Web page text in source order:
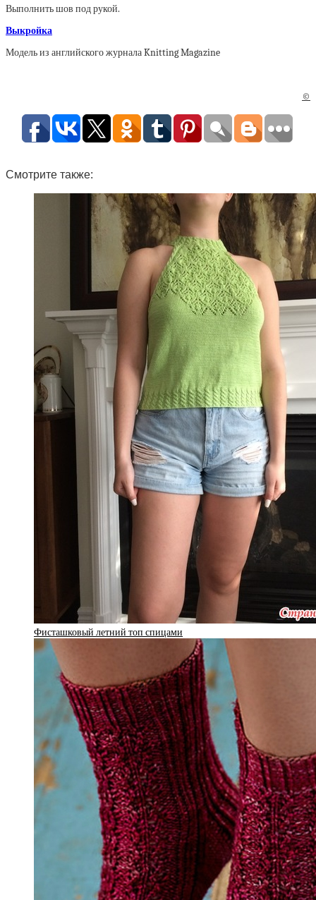
Выполнить шов под рукой.
Выкройка
Модель из английского журнала Knitting Magazine
©
Смотрите также:
Фисташковый летний топ спицами